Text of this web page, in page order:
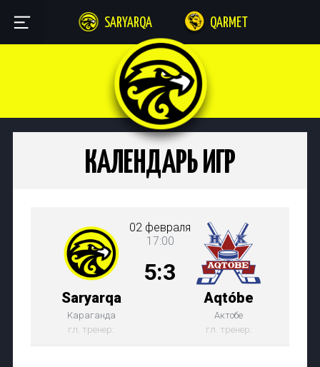
SARYARQA QARMET
КАЛЕНДАРЬ ИГР
02 февраля
17:00
Saryarqa
Караганда
гл. тренер:
5:3
Aqtóbe
Актобе
гл. тренер: